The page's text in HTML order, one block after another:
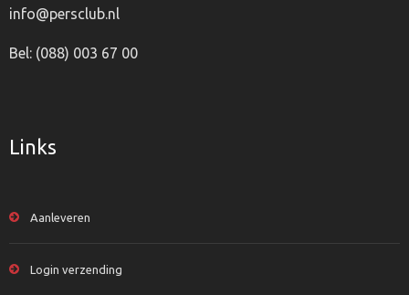
info@persclub.nl
Bel: (088) 003 67 00
Links
Aanleveren
Login verzending